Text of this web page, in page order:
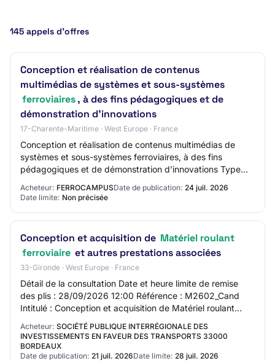
145 appels d’offres
Conception et réalisation de contenus
multimédias de systèmes et sous-systèmes
ferroviaires, à des fins pédagogiques et de
démonstration d'innovations
17-Charente-Maritime · West Europe · France
Conception et réalisation de contenus multimédias de
systèmes et sous-systèmes ferroviaires, à des fins
pédagogiques et de démonstration d'innovations Type
Acheteur: FERROCAMPUSDate de publication: 24 juil. 2026
Date limite: Non précisée
Conception et acquisition de Matériel roulant
ferroviaire et autres prestations associées
33-Gironde · West Europe · France
Détail de la consultation Date et heure limite de remise
des plis : 28/09/2026 12:00 Référence : M2602_Cand
Intitulé : Conception et acquisition de Matériel roulant
ferroviaire et autres prestations…
Acheteur: SOCIÉTÉ PUBLIQUE INTERRÉGIONALE DES
INVESTISSEMENTS EN FAVEUR DES TRANSPORTS 33000
BORDEAUX
Date de publication: 21 juil. 2026Date limite: 28 juil. 2026